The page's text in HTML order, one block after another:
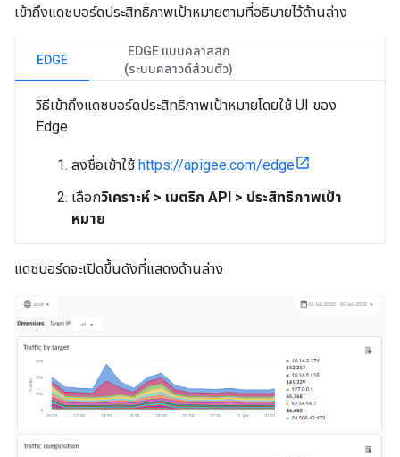
เข้าถึงแดชบอร์ดประสิทธิภาพเป้าหมายตามที่อธิบายไว้ด้านล่าง
EDGE
EDGE แบบคลาสสิก
(ระบบคลาวด์ส่วนตัว)
วิธีเข้าถึงแดชบอร์ดประสิทธิภาพเป้าหมายโดยใช้ UI ของ
Edge
ลงชื่อเข้าใช้ https://apigee.com/edge
เลือกวิเคราะห์ > เมตริก API > ประสิทธิภาพเป้า
หมาย
แดชบอร์ดจะเปิดขึ้นดังที่แสดงด้านล่าง